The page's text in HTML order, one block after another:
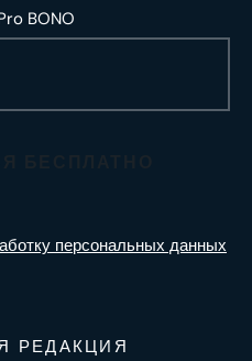
BONO
персональных данных
РЕДАКЦИЯ